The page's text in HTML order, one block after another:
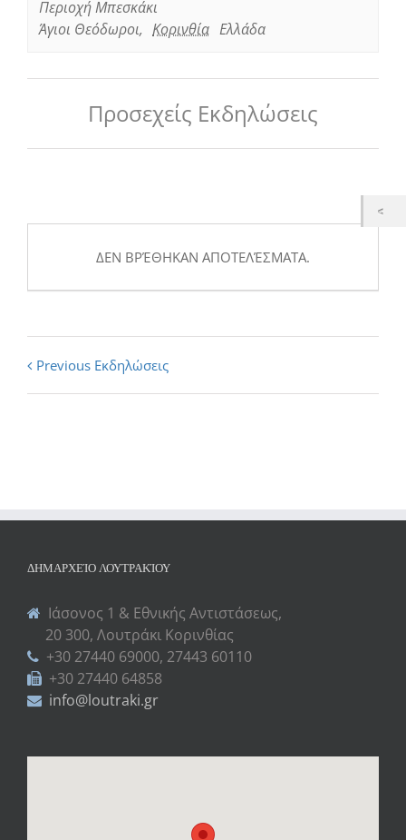
Περιοχή Μπεσκάκι
Άγιοι Θεόδωροι, Κορινθία Ελλάδα
Προσεχείς Εκδηλώσεις
ΔΕΝ ΒΡΈΘΗΚΑΝ ΑΠΟΤΕΛΈΣΜΑΤΑ.
Εκδηλώσεις
Previous Εκδηλώσεις
ΔΗΜΑΡΧΕΊΟ ΛΟΥΤΡΑΚΊΟΥ
Ιάσονος 1 & Εθνικής Αντιστάσεως,
20 300, Λουτράκι Κορινθίας
+30 27440 69000, 27443 60110
+30 27440 64858
info@loutraki.gr